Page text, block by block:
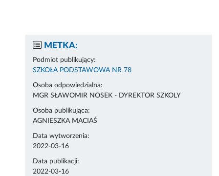
METKA:
Podmiot publikujący:
SZKOŁA PODSTAWOWA NR 78
Osoba odpowiedzialna:
MGR SŁAWOMIR NOSEK - DYREKTOR SZKOLY
Osoba publikująca:
AGNIESZKA MACIAŚ
Data wytworzenia:
2022-03-16
Data publikacji:
2022-03-16